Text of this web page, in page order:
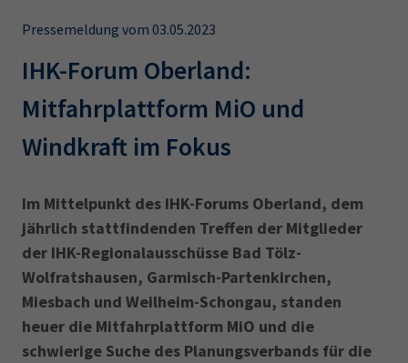
Leichte Sprache
IHK regional
EN
IHK Akademie
Magazin Log-in
Wirtschaftsfachwirt
34f
Sachkundeprüfung
Berichtsheft
34i
Betriebswirt Prüfbericht
Pressemeldung vom 03.05.2023
IHK-Forum Oberland:
Mitfahrplattform MiO und
Windkraft im Fokus
Im Mittelpunkt des IHK-Forums Oberland, dem
jährlich stattfindenden Treffen der Mitglieder
der IHK-Regionalausschüsse Bad Tölz-
Wolfratshausen, Garmisch-Partenkirchen,
Miesbach und Weilheim-Schongau, standen
heuer die Mitfahrplattform MiO und die
schwierige Suche des Planungs­verbands für die